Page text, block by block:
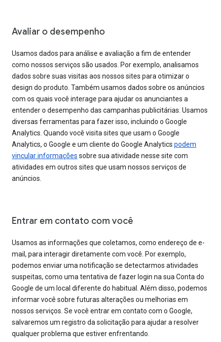
Avaliar o desempenho
Usamos dados para análise e avaliação a fim de entender
como nossos serviços são usados. Por exemplo, analisamos
dados sobre suas visitas aos nossos sites para otimizar o
design do produto. Também usamos dados sobre os anúncios
com os quais você interage para ajudar os anunciantes a
entender o desempenho das campanhas publicitárias. Usamos
diversas ferramentas para fazer isso, incluindo o Google
Analytics. Quando você visita sites que usam o Google
Analytics, o Google e um cliente do Google Analytics podem
vincular informações sobre sua atividade nesse site com
atividades em outros sites que usam nossos serviços de
anúncios.
Entrar em contato com você
Usamos as informações que coletamos, como endereço de e-
mail, para interagir diretamente com você. Por exemplo,
podemos enviar uma notificação se detectarmos atividades
suspeitas, como uma tentativa de fazer login na sua Conta do
Google de um local diferente do habitual. Além disso, podemos
informar você sobre futuras alterações ou melhorias em
nossos serviços. Se você entrar em contato com o Google,
salvaremos um registro da solicitação para ajudar a resolver
qualquer problema que estiver enfrentando.